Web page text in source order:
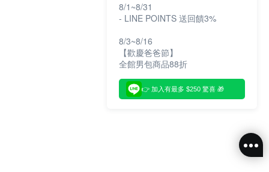
8/1~8/31
- LINE POINTS 送回饋3%
8/3~8/16
【歡慶爸爸節】
全館男包商品88折
👉 加入有最多 $250 驚喜 🎁